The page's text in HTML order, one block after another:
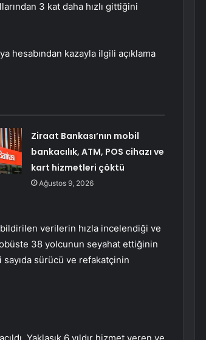
3 kat daha hızlı gittiğini
hesabından kazayla ilgili açıklama
Ziraat Bankası’nın mobil
bankacılık, ATM, POS cihazı ve
kart hizmetleri çöktü
Ağustos 9, 2026
bildirilen verilerin hızla incelendiği ve
38 yolcunun seyahat ettiğinin
sürücü ve refakatçinin